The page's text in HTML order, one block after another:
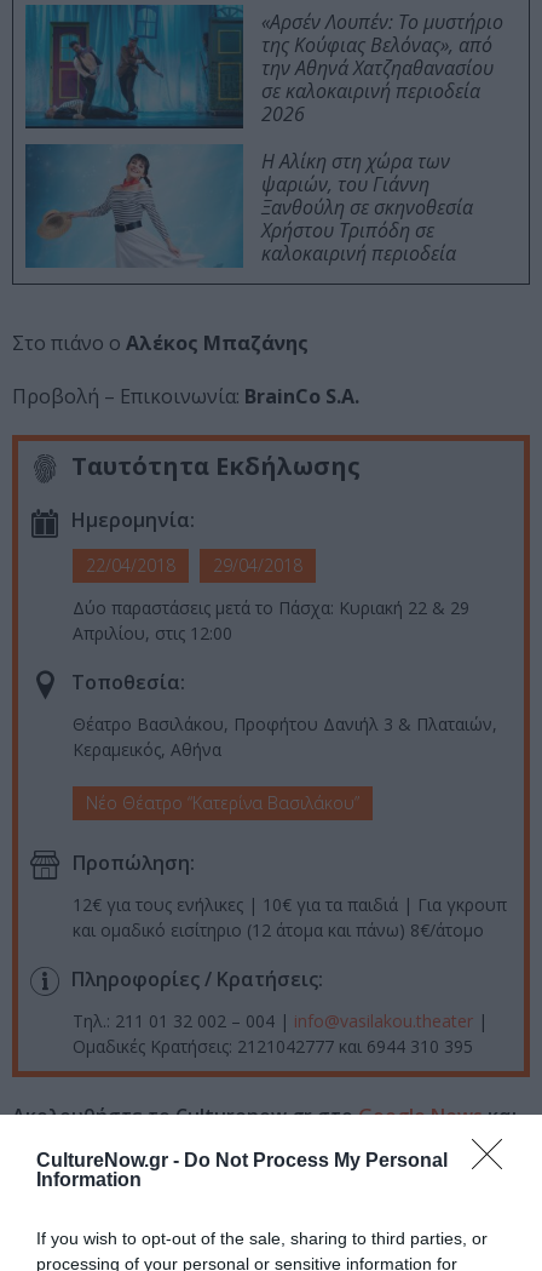
CultureNow.gr - Do Not Process My Personal
Information
If you wish to opt-out of the sale, sharing to third parties, or
processing of your personal or sensitive information for
«Αρσέν Λουπέν: Το μυστήριο
της Κούφιας Βελόνας», από
την Αθηνά Χατζηαθανασίου
σε καλοκαιρινή περιοδεία
2026
Η Αλίκη στη χώρα των
ψαριών, του Γιάννη
Ξανθούλη σε σκηνοθεσία
Χρήστου Τριπόδη σε
καλοκαιρινή περιοδεία
Στο πιάνο ο Αλέκος Μπαζάνης
Προβολή – Επικοινωνία: BrainCo S.A.
Ταυτότητα Εκδήλωσης
Ημερομηνία:
22/04/2018
29/04/2018
Δύο παραστάσεις μετά το Πάσχα: Κυριακή 22 & 29
Απριλίου, στις 12:00
Τοποθεσία:
Θέατρο Βασιλάκου, Προφήτου Δανιήλ 3 & Πλαταιών,
Κεραμεικός, Αθήνα
Νέο Θέατρο “Κατερίνα Βασιλάκου”
Προπώληση:
12€ για τους ενήλικες | 10€ για τα παιδιά | Για γκρουπ
και ομαδικό εισίτηριο (12 άτομα και πάνω) 8€/άτομο
Πληροφορίες / Κρατήσεις:
Τηλ.: 211 01 32 002 – 004 | info@vasilakou.theater |
Ομαδικές Κρατήσεις: 2121042777 και 6944 310 395
Ακολουθήστε το Culturenow.gr στοGoogle Newsκαι
Πολιτισμό στο
Culturenow.gr